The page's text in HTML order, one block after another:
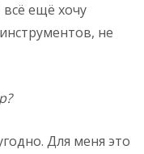
ещё хочу
не
?
Для меня это